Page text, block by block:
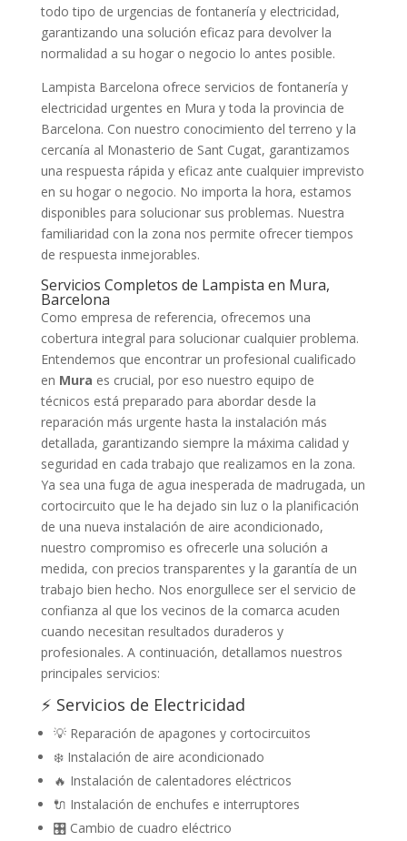
todo tipo de urgencias de fontanería y electricidad,
garantizando una solución eficaz para devolver la
normalidad a su hogar o negocio lo antes posible.
Lampista Barcelona ofrece servicios de fontanería y
electricidad urgentes en Mura y toda la provincia de
Barcelona. Con nuestro conocimiento del terreno y la
cercanía al Monasterio de Sant Cugat, garantizamos
una respuesta rápida y eficaz ante cualquier imprevisto
en su hogar o negocio. No importa la hora, estamos
disponibles para solucionar sus problemas. Nuestra
familiaridad con la zona nos permite ofrecer tiempos
de respuesta inmejorables.
Servicios Completos de Lampista en Mura,
Barcelona
Como empresa de referencia, ofrecemos una
cobertura integral para solucionar cualquier problema.
Entendemos que encontrar un profesional cualificado
en Mura es crucial, por eso nuestro equipo de
técnicos está preparado para abordar desde la
reparación más urgente hasta la instalación más
detallada, garantizando siempre la máxima calidad y
seguridad en cada trabajo que realizamos en la zona.
Ya sea una fuga de agua inesperada de madrugada, un
cortocircuito que le ha dejado sin luz o la planificación
de una nueva instalación de aire acondicionado,
nuestro compromiso es ofrecerle una solución a
medida, con precios transparentes y la garantía de un
trabajo bien hecho. Nos enorgullece ser el servicio de
confianza al que los vecinos de la comarca acuden
cuando necesitan resultados duraderos y
profesionales. A continuación, detallamos nuestros
principales servicios:
⚡ Servicios de Electricidad
💡 Reparación de apagones y cortocircuitos
❄️ Instalación de aire acondicionado
🔥 Instalación de calentadores eléctricos
🔌 Instalación de enchufes e interruptores
🎛️ Cambio de cuadro eléctrico